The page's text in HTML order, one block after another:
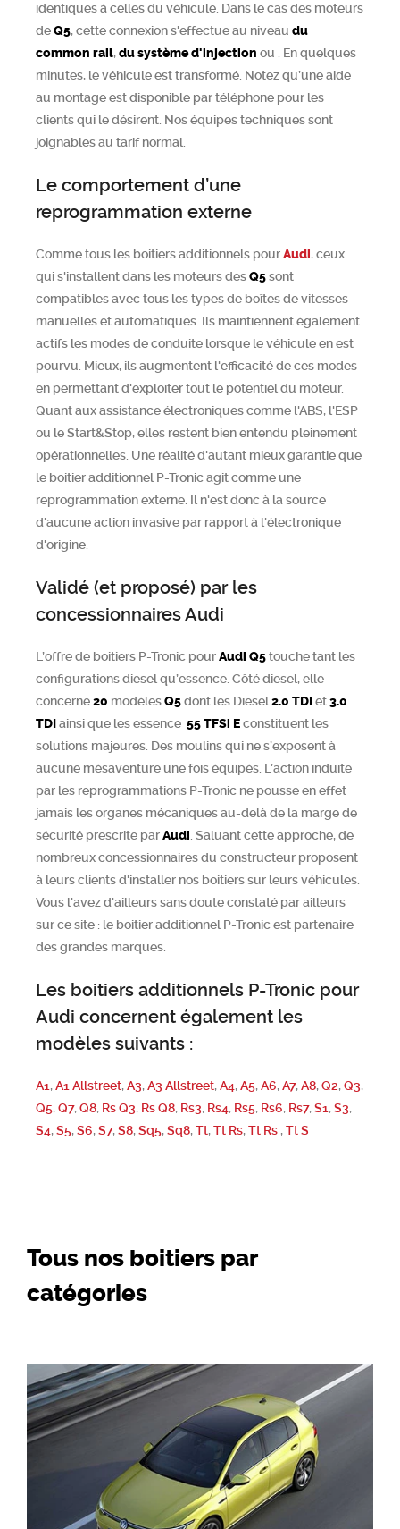
identiques à celles du véhicule. Dans le cas des moteurs
deQ5, cette connexion s'effectue au niveau du
common rail,du système d'injection ou
. En quelques
minutes, le véhicule est transformé. Notez qu’une aide
au montage est disponible par téléphone pour les
clients qui le désirent. Nos équipes techniques sont
joignables au tarif normal.
Le comportement d’une
reprogrammation externe
Comme tous les boitiers additionnels pourAudi, ceux
qui s'installent dans les moteurs desQ5sont
compatibles avec tous les types de boîtes de vitesses
manuelles et automatiques. Ils maintiennent également
actifs les modes de conduite lorsque le véhicule en est
pourvu. Mieux, ils augmentent l'efficacité de ces modes
en permettant d'exploiter tout le potentiel du moteur.
Quant aux assistance électroniques comme l'ABS, l'ESP
ou le Start&Stop, elles restent bien entendu pleinement
opérationnelles. Une réalité d'autant mieux garantie que
le boitier additionnel P-Tronic agit comme une
reprogrammation externe. Il n'est donc à la source
d'aucune action invasive par rapport à l'électronique
d'origine.
Validé (et proposé) par les
concessionnaires Audi
L’offre de boitiers P-Tronic pourAudi Q5touche tant les
configurations diesel qu’essence. Côté diesel, elle
concerne20 modèlesQ5dont les Diesel 2.0 TDIet3.0
TDIainsi que les essence 55 TFSi Econstituent les
solutions majeures. Des moulins qui ne s’exposent à
aucune mésaventure une fois équipés. L’action induite
par les reprogrammations P-Tronic ne pousse en effet
jamais les organes mécaniques au-delà de la marge de
sécurité prescrite parAudi . Saluant cette approche, de
nombreux concessionnaires du constructeur proposent
à leurs clients d'installer nos boitiers sur leurs véhicules.
Vous l'avez d'ailleurs sans doute constaté par ailleurs
sur ce site : le boitier additionnel P-Tronic est partenaire
des grandes marques.
Les boitiers additionnels P-Tronic pour
Audi concernent également les
modèles suivants :
A1,A1 Allstreet,A3,A3 Allstreet,A4,A5,A6,A7,A8,Q2,Q3,
Q5,Q7,Q8, Rs Q3, Rs Q8, Rs3, Rs4, Rs5, Rs6, Rs7,S1,S3,
S4,S5,S6,S7,S8,Sq5,Sq8,Tt,Tt Rs,Tt Rs ,Tt S
Tous nos boitiers par
catégories